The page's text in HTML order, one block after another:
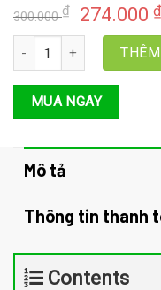
300.000₫
Giá
gốc
300.000
274.000 ₫
Bàn Gấp Tròn Hợp Kim
MUA NGAY
Mô tả
Thông tin thanh
Contents